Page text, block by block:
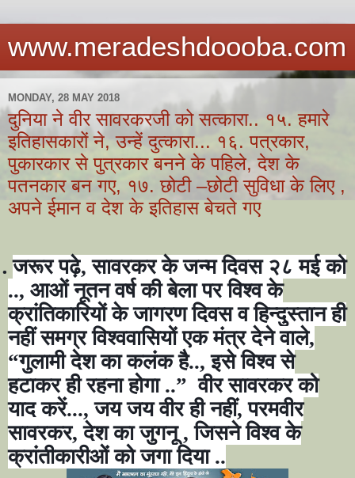
www.meradeshdoooba.com
MONDAY, 28 MAY 2018
दुनिया ने वीर सावरकरजी को सत्कारा.. १५. हमारे
इतिहासकारों ने, उन्हें दुत्कारा... १६. पत्रकार,
पुकारकार से पुत्रकार बनने के पहिले, देश के
पतनकार बन गए, १७. छोटी –छोटी सुविधा के लिए ,
अपने ईमान व देश के इतिहास बेचते गए
जरूर पढ़े,सावरकर के जन्म दिवस २८ मई को
.., आओं नूतन वर्ष की बेला पर विश्व के
क्रांतिकारियों के जागरण दिवस व हिन्दुस्तान ही
नहीं समग्र विश्ववासियों एक मंत्र देने वाले,
“गुलामी देश का कलंक है.., इसे विश्व से
हटाकर ही रहना होगा ..” वीर सावरकर को
याद करें...,जय जय वीर ही नहीं,परमवीर
सावरकर,देश का जुगनू ,जिसने विश्व के
क्रांतीकारीओं को जगा दिया ..